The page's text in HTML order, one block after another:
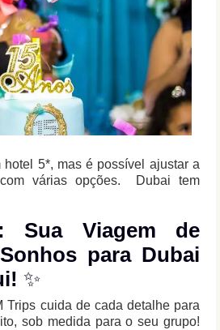
hotel 5*, mas é possível ajustar a
com várias opções. Dubai tem
Sua Viagem de
para Dubai
✨
Trips cuida de cada detalhe para
sob medida para o seu grupo!